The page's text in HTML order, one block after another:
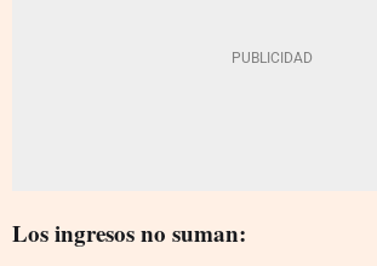
Los ingresos no suman: